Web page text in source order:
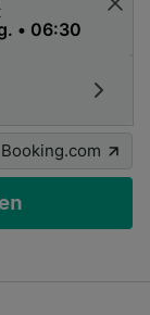
Booking.com